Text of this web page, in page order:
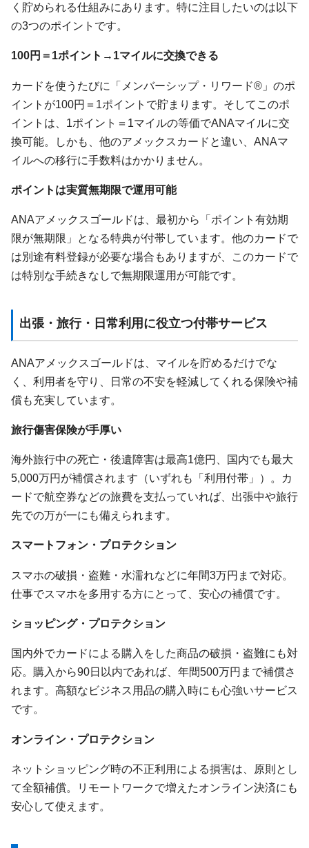
く貯められる仕組みにあります。特に注目したいのは以下
の3つのポイントです。
100円＝1ポイント→1マイルに交換できる
カードを使うたびに「メンバーシップ・リワード®」のポ
イントが100円＝1ポイントで貯まります。そしてこのポ
イントは、1ポイント＝1マイルの等価でANAマイルに交
換可能。しかも、他のアメックスカードと違い、ANAマ
イルへの移行に手数料はかかりません。
ポイントは実質無期限で運用可能
ANAアメックスゴールドは、最初から「ポイント有効期
限が無期限」となる特典が付帯しています。他のカードで
は別途有料登録が必要な場合もありますが、このカードで
は特別な手続きなしで無期限運用が可能です。
出張・旅行・日常利用に役立つ付帯サービス
ANAアメックスゴールドは、マイルを貯めるだけでな
く、利用者を守り、日常の不安を軽減してくれる保険や補
償も充実しています。
旅行傷害保険が手厚い
海外旅行中の死亡・後遺障害は最高1億円、国内でも最大
5,000万円が補償されます（いずれも「利用付帯」）。カ
ードで航空券などの旅費を支払っていれば、出張中や旅行
先での万が一にも備えられます。
スマートフォン・プロテクション
スマホの破損・盗難・水濡れなどに年間3万円まで対応。
仕事でスマホを多用する方にとって、安心の補償です。
ショッピング・プロテクション
国内外でカードによる購入をした商品の破損・盗難にも対
応。購入から90日以内であれば、年間500万円まで補償さ
れます。高額なビジネス用品の購入時にも心強いサービス
です。
オンライン・プロテクション
ネットショッピング時の不正利用による損害は、原則とし
て全額補償。リモートワークで増えたオンライン決済にも
安心して使えます。